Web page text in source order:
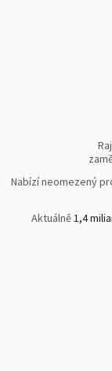
Nabízí neomezený
Aktuálně1,4